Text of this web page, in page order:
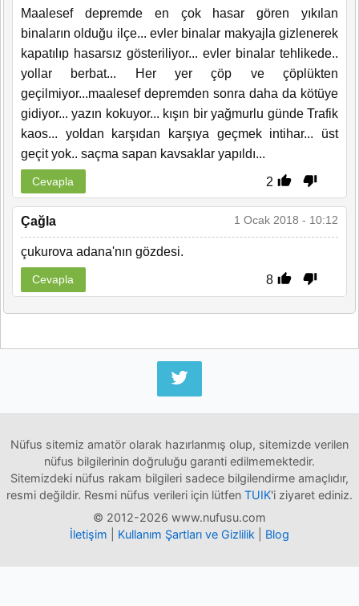
Maalesef depremde en çok hasar gören yıkılan
binaların olduğu ilçe... evler binalar makyajla gizlenerek
kapatılıp hasarsız gösteriliyor... evler binalar tehlikede..
yollar berbat... Her yer çöp ve çöplükten
geçilmiyor...maalesef depremden sonra daha da kötüye
gidiyor... yazın kokuyor... kışın bir yağmurlu günde Trafik
kaos... yoldan karşıdan karşıya geçmek intihar... üst
geçit yok.. saçma sapan kavsaklar yapıldı...
2
Cevapla
Çağla 1 Ocak 2018 - 10:12
çukurova adana'nın gözdesi.
8
Cevapla
Nüfus sitemiz amatör olarak hazırlanmış olup, sitemizde verilen
nüfus bilgilerinin doğruluğu garanti edilmemektedir.
Sitemizdeki nüfus rakam bilgileri sadece bilgilendirme amaçlıdır,
resmi değildir. Resmi nüfus verileri için lütfen TUIK'i ziyaret ediniz.
© 2012-2026 www.nufusu.com
İletişim
Kullanım Şartları ve Gizlilik Blog